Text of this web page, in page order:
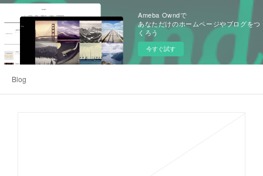
Ameba Owndで
あなただけのホームページやブログをつ
くろう
今すぐ試す
Blog